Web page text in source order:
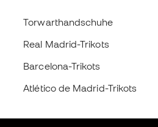
Torwarthandschuhe
Real Madrid-Trikots
Barcelona-Trikots
Atlético de Madrid-Trikots